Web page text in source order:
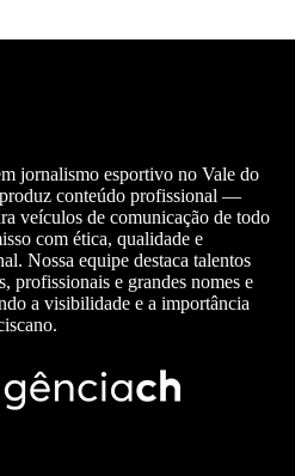
jornalismo esportivo no Vale do
conteúdo profissional —
veículos de comunicação de todo
com ética, qualidade e
Nossa equipe destaca talentos
profissionais e grandes nomes e
a visibilidade e a importância